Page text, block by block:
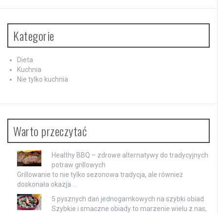
Kategorie
Dieta
Kuchnia
Nie tylko kuchnia
Warto przeczytać
Healthy BBQ – zdrowe alternatywy do tradycyjnych
potraw grillowych
Grillowanie to nie tylko sezonowa tradycja, ale również
doskonała okazja …
5 pysznych dań jednogarnkowych na szybki obiad
Szybkie i smaczne obiady to marzenie wielu z nas,